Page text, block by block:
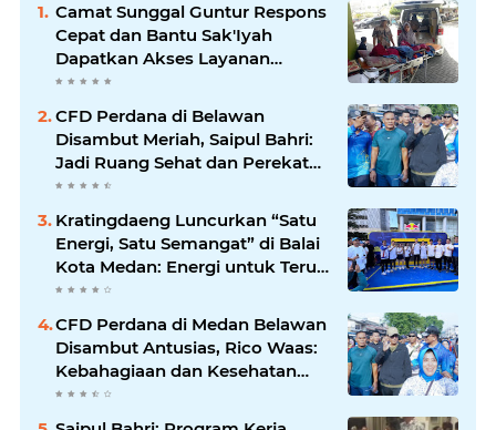
Camat Sunggal Guntur Respons
Cepat dan Bantu Sak'Iyah
Dapatkan Akses Layanan
Kesehatan
CFD Perdana di Belawan
Disambut Meriah, Saipul Bahri:
Jadi Ruang Sehat dan Perekat
Kebersamaan Warga Medan
Utara
Kratingdaeng Luncurkan “Satu
Energi, Satu Semangat” di Balai
Kota Medan: Energi untuk Terus
Bergerak Maju
CFD Perdana di Medan Belawan
Disambut Antusias, Rico Waas:
Kebahagiaan dan Kesehatan
Harus Hadir di Seluruh Penjuru
Kota